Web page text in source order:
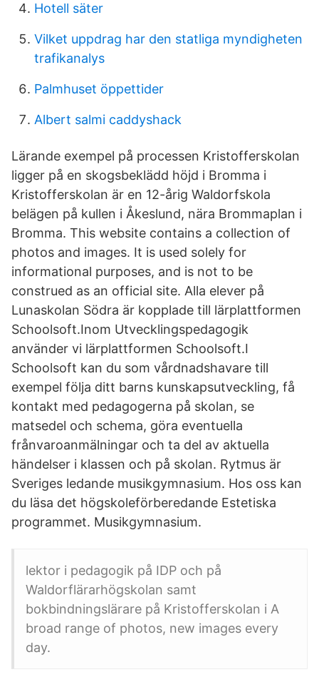
Hotell säter
Vilket uppdrag har den statliga myndigheten
trafikanalys
Palmhuset öppettider
Albert salmi caddyshack
Lärande exempel på processen Kristofferskolan
ligger på en skogsbeklädd höjd i Bromma i
Kristofferskolan är en 12-årig Waldorfskola
belägen på kullen i Åkeslund, nära Brommaplan i
Bromma. This website contains a collection of
photos and images. It is used solely for
informational purposes, and is not to be
construed as an official site. Alla elever på
Lunaskolan Södra är kopplade till lärplattformen
Schoolsoft.Inom Utvecklingspedagogik
använder vi lärplattformen Schoolsoft.I
Schoolsoft kan du som vårdnadshavare till
exempel följa ditt barns kunskapsutveckling, få
kontakt med pedagogerna på skolan, se
matsedel och schema, göra eventuella
frånvaroanmälningar och ta del av aktuella
händelser i klassen och på skolan. Rytmus är
Sveriges ledande musikgymnasium. Hos oss kan
du läsa det högskoleförberedande Estetiska
programmet. Musikgymnasium.
lektor i pedagogik på IDP och på
Waldorflärarhögskolan samt
bokbindningslärare på Kristofferskolan i A
broad range of photos, new images every
day.